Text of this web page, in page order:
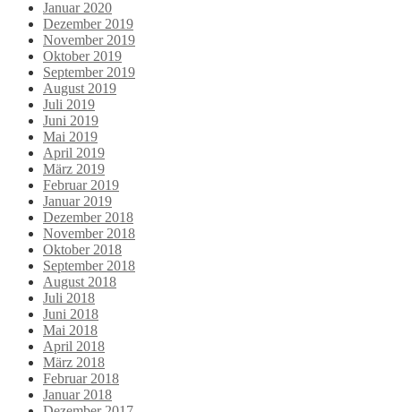
Januar 2020
Dezember 2019
November 2019
Oktober 2019
September 2019
August 2019
Juli 2019
Juni 2019
Mai 2019
April 2019
März 2019
Februar 2019
Januar 2019
Dezember 2018
November 2018
Oktober 2018
September 2018
August 2018
Juli 2018
Juni 2018
Mai 2018
April 2018
März 2018
Februar 2018
Januar 2018